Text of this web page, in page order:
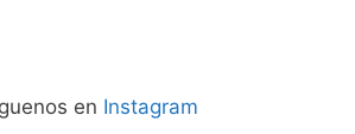
en Instagram